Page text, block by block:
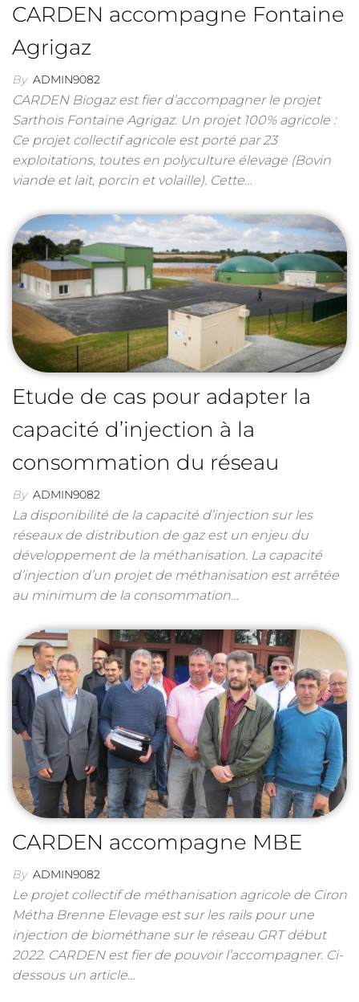
CARDEN accompagne Fontaine
Agrigaz
By ADMIN9082
CARDEN Biogaz est fier d’accompagner le projet
Sarthois Fontaine Agrigaz. Un projet 100% agricole :
Ce projet collectif agricole est porté par 23
exploitations, toutes en polyculture élevage (Bovin
viande et lait, porcin et volaille). Cette…
Etude de cas pour adapter la
capacité d’injection à la
consommation du réseau
By ADMIN9082
La disponibilité de la capacité d’injection sur les
réseaux de distribution de gaz est un enjeu du
développement de la méthanisation. La capacité
d’injection d’un projet de méthanisation est arrêtée
au minimum de la consommation…
CARDEN accompagne MBE
By ADMIN9082
Le projet collectif de méthanisation agricole de Ciron
Métha Brenne Elevage est sur les rails pour une
injection de biométhane sur le réseau GRT début
2022. CARDEN est fier de pouvoir l’accompagner. Ci-
dessous un article…